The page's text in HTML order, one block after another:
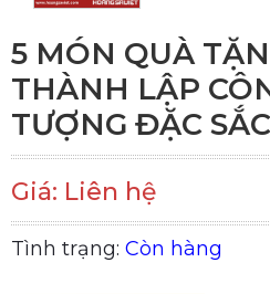
5 MÓN QUÀ
THÀNH LẬP
TƯỢNG ĐẶC SẮC
Giá: Liên hệ
Tình trạng: Còn hàng